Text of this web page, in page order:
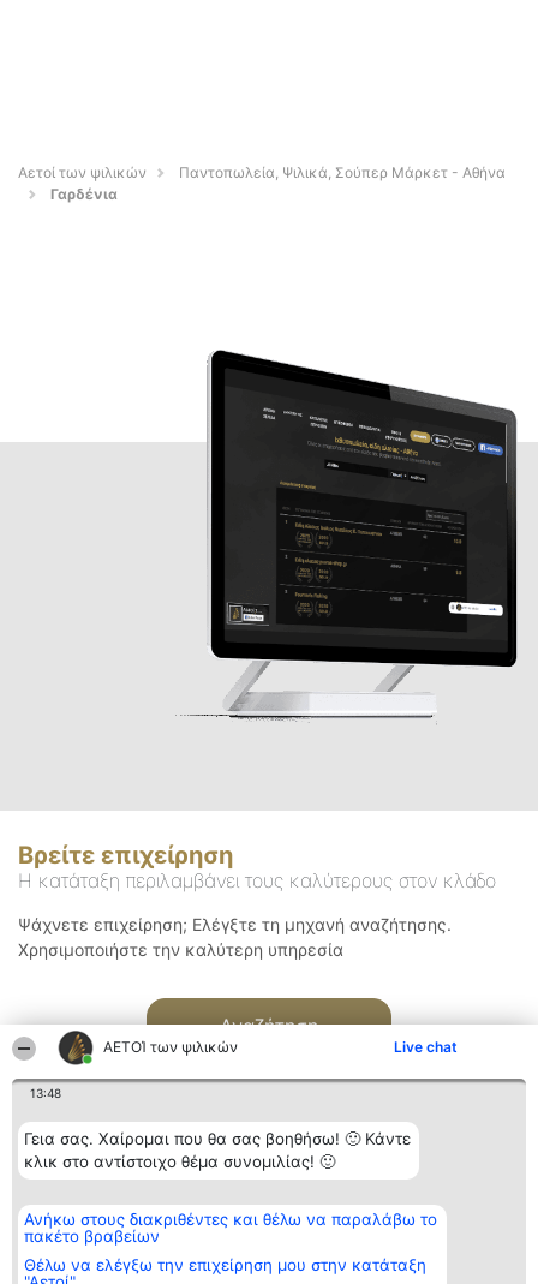
ΑΕΤΟΊ των ψιλικών Live chat
13:48
Γεια σας. Χαίρομαι που θα σας βοηθήσω! 🙂 Κάντε
κλικ στο αντίστοιχο θέμα συνομιλίας! 🙂
Ανήκω στους διακριθέντες και θέλω να παραλάβω το
πακέτο βραβείων
Θέλω να ελέγξω την επιχείρηση μου στην κατάταξη
Αετοί των ψιλικών
Παντοπωλεία, Ψιλικά, Σούπερ Μάρκετ - Αθήνα
Γαρδένια
Βρείτε επιχείρηση
Η κατάταξη περιλαμβάνει τους καλύτερους στον κλάδο
Ψάχνετε επιχείρηση; Ελέγξτε τη μηχανή αναζήτησης.
Χρησιμοποιήστε την καλύτερη υπηρεσία
Αναζήτηση
Διοργανωτής της
κατάταξης
BEAUTIFUL COMPANY
ΤΗΛ. ΕΠΙΚΟΙΝΩΝΙΑΣ:
Κατάταξη
Διακριθέντες
των
διακριθέντων
Επικοινωνία
Επικοινωνία